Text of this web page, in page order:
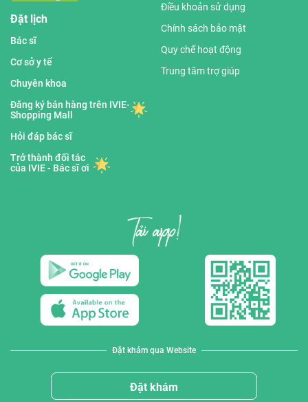
Đặt lịch
Bác sĩ
Cơ sở y tế
Chuyên khoa
Đăng ký bán hàng trên IVIE-
Shopping Mall
Hỏi đáp bác sĩ
Trở thành đối tác
của IVIE - Bác sĩ ơi
Điều khoản sử dụng
Chính sách bảo mật
Quy chế hoạt động
Trung tâm trợ giúp
Đặt khám qua Website
Đặt khám